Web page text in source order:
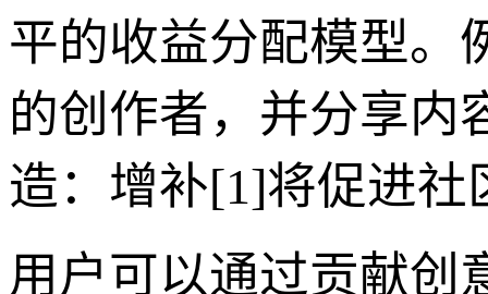
平的收益分配模型。
的创作者，并分享内
造：增补[1]将促进
用户可以通过贡献创